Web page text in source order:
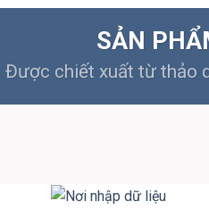
SẢN
Được chiết xuất từ thảo